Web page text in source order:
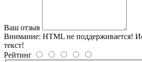
Ваш отзыв
Внимание: HTML не поддерживается!
текст!
Рейтинг